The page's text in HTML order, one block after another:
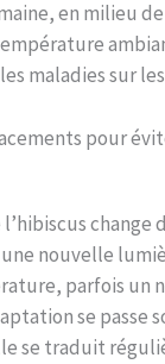
en milieu
maladies sur
pour
change
nouvelle
parfois un
se passe
se traduit